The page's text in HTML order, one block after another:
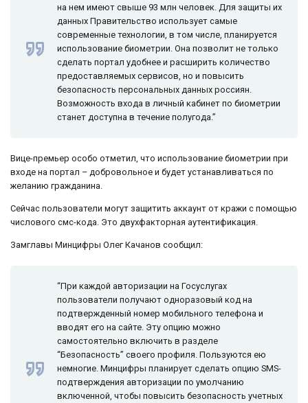
на нем имеют свыше 93 млн человек. Для защиты их
данных Правительство использует самые
современные технологии, в том числе, планируется
использование биометрии. Она позволит не только
сделать портал удобнее и расширить количество
предоставляемых сервисов, но и повысить
безопасность персональных данных россиян.
Возможность входа в личный кабинет по биометрии
станет доступна в течение полугода.”
Вице-премьер особо отметил, что использование биометрии при
входе на портал – добровольное и будет устанавливаться по
желанию гражданина.
Сейчас пользователи могут защитить аккаунт от кражи с помощью
числового смс-кода. Это двухфакторная аутентификация.
Замглавы Минцифры Олег Качанов сообщил:
“При каждой авторизации на Госуслугах
пользователи получают одноразовый код на
подтвержденный номер мобильного телефона и
вводят его на сайте. Эту опцию можно
самостоятельно включить в разделе
“Безопасность” своего профиля. Пользуются ею
немногие. Минцифры планирует сделать опцию SMS-
подтверждения авторизации по умолчанию
включенной, чтобы повысить безопасность учетных